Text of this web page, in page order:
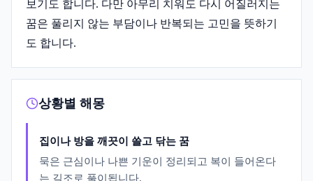
보기도 합니다. 다만 아무리 치워도 다시 어질러지는
꿈은 풀리지 않는 부담이나 반복되는 고민을 뜻하기
도 합니다.
상황별 해몽
집이나 방을 깨끗이 쓸고 닦는 꿈
묵은 근심이나 나쁜 기운이 정리되고 복이 들어온다
는 길조로 풀이됩니다.